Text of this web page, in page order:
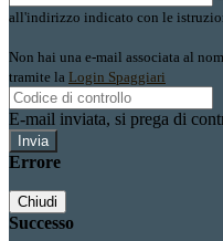
all'indirizzo indicato con le
Non hai una e-mail associata al
tramite la Login Spaggiari
E-mail inviata, si prega di
Errore
Chiudi
Successo